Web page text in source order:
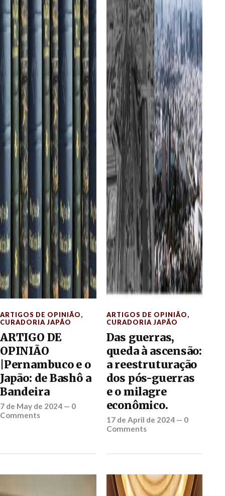
ARTIGOS DE OPINIÃO,
CURADORIA JAPÃO
ARTIGO DE
OPINIÃO
|Pernambuco e o
Japão: de Bashô a
Bandeira
7 de May de 2024 — 0
Comments
ARTIGOS DE OPINIÃO,
CURADORIA JAPÃO
Das guerras,
queda à ascensão:
a reestruturação
dos pós-guerras
e o milagre
econômico.
17 de April de 2024— 0
Comments